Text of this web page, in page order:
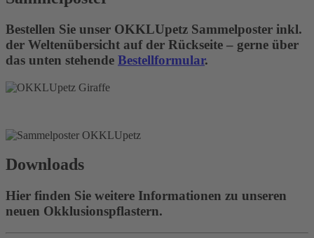
Bestellen Sie unser OKKLUpetz Sammelposter inkl.
der Weltenübersicht auf der Rückseite – gerne über
das unten stehende Bestellformular.
Downloads
Hier finden Sie weitere Informationen zu unseren
neuen Okklusionspflastern.